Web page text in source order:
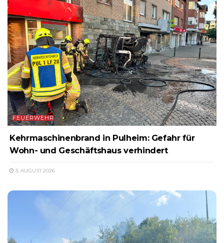
FEUERWEHR
Kehrmaschinenbrand in Pulheim: Gefahr für
Wohn- und Geschäftshaus verhindert
3. AUGUST 2026